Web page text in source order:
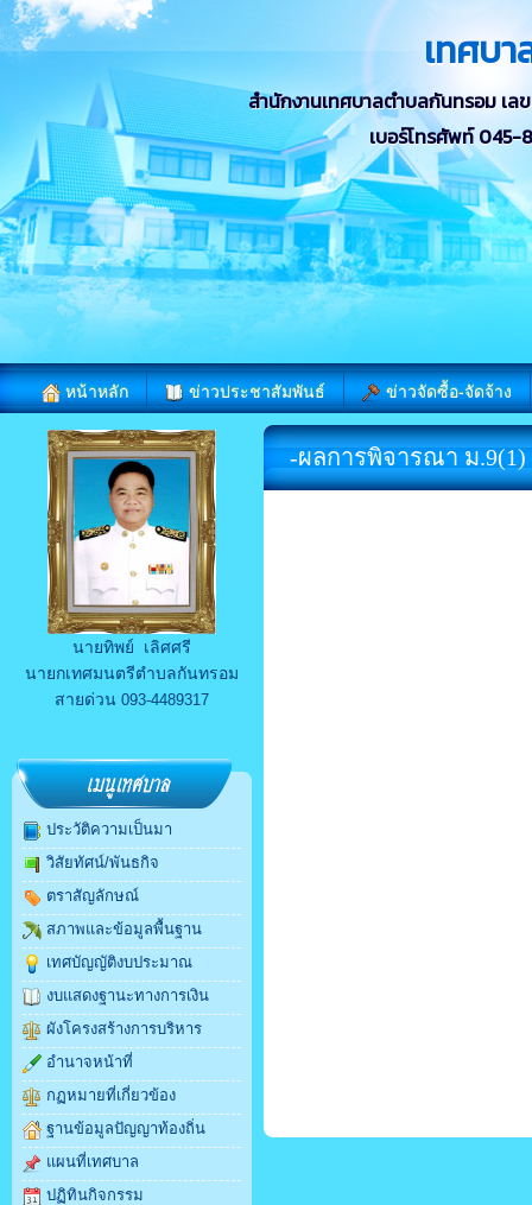
เทศบ
สำนักงานเทศบาลตำบลกันทรอม เ
เบอร์โทรศัพท์
หน้าหลัก ข่าวประชาสัมพันธ์ ข่าวจัดซื้อ-จัดจ้าง
นายทิพย์ เลิศศรี
นายกเทศมนตรีตำบลกันทรอม
สายด่วน 093-4489317
ประวัติความเป็นมา
วิสัยทัศน์/พันธกิจ
ตราสัญลักษณ์
สภาพและข้อมูลพื้นฐาน
เทศบัญญัติงบประมาณ
งบแสดงฐานะทางการเงิน
ผังโครงสร้างการบริหาร
อำนาจหน้าที่
กฏหมายที่เกี่ยวข้อง
ฐานข้อมูลปัญญาท้องถิ่น
แผนที่เทศบาล
ปฏิทินกิจกรรม
-ผลการพิจารณา ม.9(1)